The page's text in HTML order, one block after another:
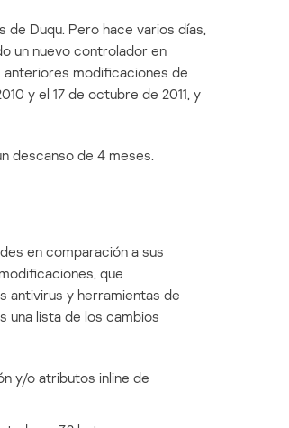
Duqu. Pero hace varios días,
un nuevo controlador en
anteriores modificaciones de
y el 17 de octubre de 2011, y
descanso de 4 meses.
en comparación a sus
que
antivirus y herramientas de
una lista de los cambios
y/o atributos inline de